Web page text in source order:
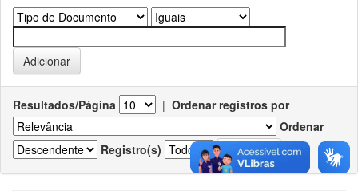
Resultados/Página | Ordenar registros por
Ordenar
Registro(s)